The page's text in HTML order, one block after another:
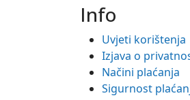
Info
Uvjeti korištenja
Izjava o
Načini plaćanja
Sigurnost